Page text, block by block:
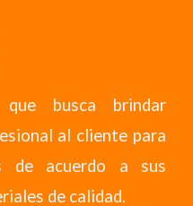
busca brindar
al cliente para
de acuerdo a sus
de calidad.